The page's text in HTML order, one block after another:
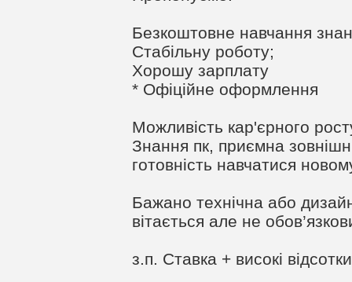
Безкоштовне навчання
Стабільну роботу;
Хорошу зарплату
* Офіційне оформлення
Можливість кар'єрного
Знання пк, приємна
готовність навчатися
Бажано технічна або
вітається але не
з.п. Ставка + високі відсотки